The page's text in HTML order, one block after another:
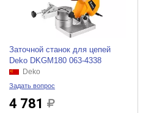
Заточной станок для цепей
Deko DKGM180 063-4338
Deko
Задать вопрос
4 781